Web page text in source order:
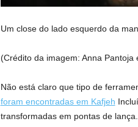
Um close do lado esquerdo da
(Crédito da imagem: Anna Pantoja
Não está claro que tipo de
foram encontradas em Kafjeh
transformadas em pontas de lança.